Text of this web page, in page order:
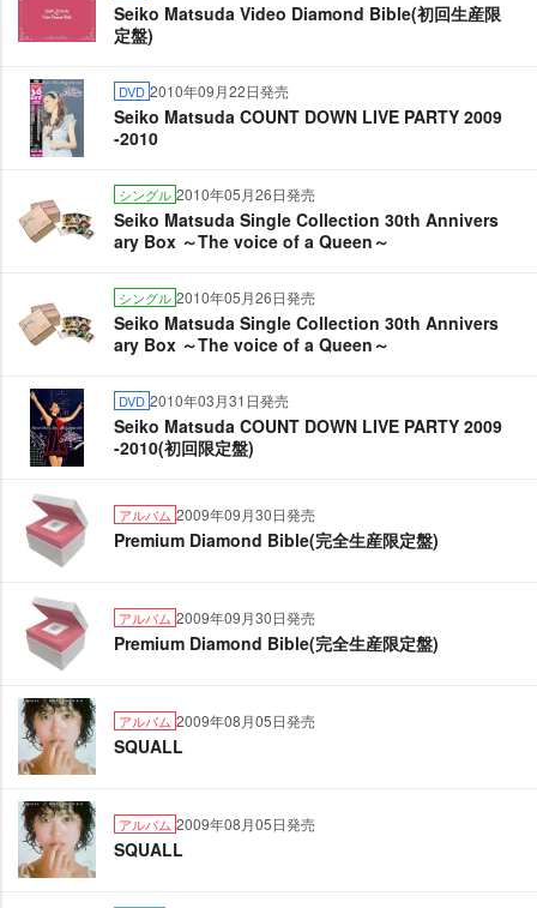
Seiko Matsuda Video Diamond Bible(初回生産限
定盤)
DVD 2010年09月22日発売
Seiko Matsuda COUNT DOWN LIVE PARTY 2009
-2010
シングル 2010年05月26日発売
Seiko Matsuda Single Collection 30th Annivers
ary Box ～The voice of a Queen～
シングル 2010年05月26日発売
Seiko Matsuda Single Collection 30th Annivers
ary Box ～The voice of a Queen～
DVD 2010年03月31日発売
Seiko Matsuda COUNT DOWN LIVE PARTY 2009
-2010(初回限定盤)
アルバム 2009年09月30日発売
Premium Diamond Bible(完全生産限定盤)
アルバム 2009年09月30日発売
Premium Diamond Bible(完全生産限定盤)
アルバム 2009年08月05日発売
SQUALL
アルバム 2009年08月05日発売
SQUALL